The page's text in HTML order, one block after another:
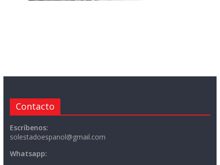
Contacto
Escríbenos:
solestadoespanol@gmail.com
Whatsapp: